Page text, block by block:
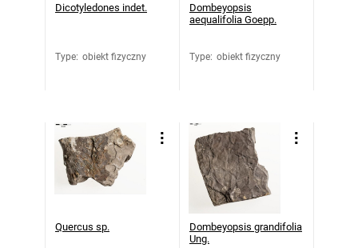
Dicotyledones indet.
Type: obiekt fizyczny
Dombeyopsis
aequalifolia Goepp.
Type: obiekt fizyczny
Quercus sp.
Dombeyopsis grandifolia
Ung.